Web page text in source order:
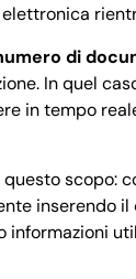
di
In quel
in tempo
scopo:
inserendo il